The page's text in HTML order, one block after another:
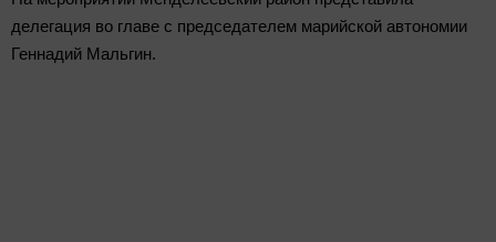
делегация во главе с председателем марийской автономии
Геннадий Мальгин.